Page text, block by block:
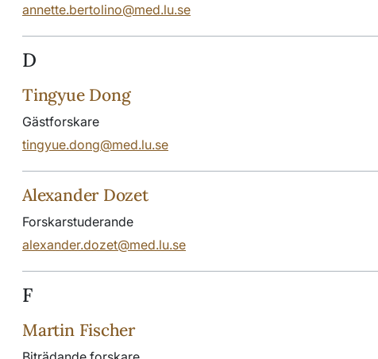
annette.bertolino@med.lu.se
D
Tingyue Dong
Gästforskare
tingyue.dong@med.lu.se
Alexander Dozet
Forskarstuderande
alexander.dozet@med.lu.se
F
Martin Fischer